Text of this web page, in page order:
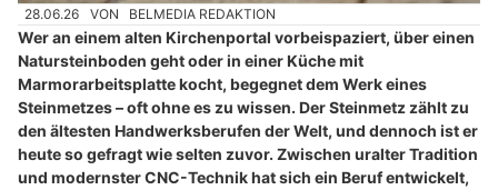
28.06.26 VON BELMEDIA REDAKTION
Wer an einem alten Kirchenportal vorbeispaziert, über einen
Natursteinboden geht oder in einer Küche mit
Marmorarbeitsplatte kocht, begegnet dem Werk eines
Steinmetzes – oft ohne es zu wissen. Der Steinmetz zählt zu
den ältesten Handwerksberufen der Welt, und dennoch ist er
heute so gefragt wie selten zuvor. Zwischen uralter Tradition
und modernster CNC-Technik hat sich ein Beruf entwickelt,